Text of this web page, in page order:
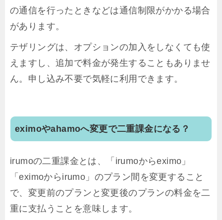
の通信を行ったときなどは通信制限がかかる場合
があります。
テザリングは、オプションの加入をしなくても使
えますし、追加で料金が発生することもありませ
ん。申し込み不要で気軽に利用できます。
eximoやahamoへ変更で二重課金になる？
irumoの二重課金とは、「irumoからeximo」
「eximoからirumo」のプラン間を変更すること
で、変更前のプランと変更後のプランの料金を二
重に支払うことを意味します。